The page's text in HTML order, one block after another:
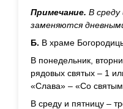
Примечание. В среду
заменяются
Б. В храме
В понедельник,
рядовых святых – 1
«Слава» – «Со
В среду и пятницу –